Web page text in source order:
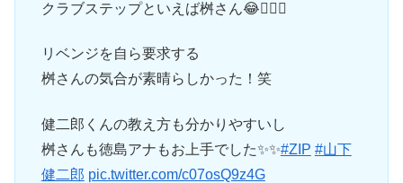
クラブステップといえば桝さん😂👍🏻✨
リベンジを自ら要求する
桝さんの気合が素晴らしかった！笑
健二郎くんの教え方も分かりやすいし
桝さんも徳島アナもお上手でした✨✨#ZIP #山下
健二郎 pic.twitter.com/c07osQ9z4G